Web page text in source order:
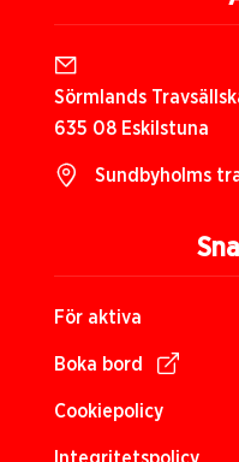
För aktiva
Boka bord
Cookiepolicy
Sörmlands
635 08 Eskilstuna
Sundbyholms